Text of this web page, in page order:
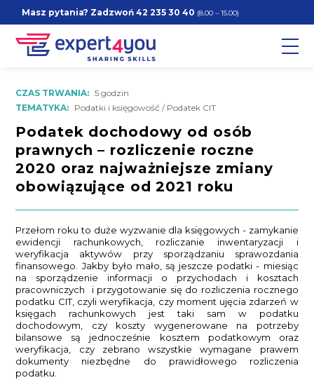
Masz pytania? Zadzwoń42 235 30 40 (8.00 – 15.00)
CZAS TRWANIA: 5 godzin
TEMATYKA: Podatki i księgowość / Podatek CIT
Podatek dochodowy od osób
prawnych – rozliczenie roczne
2020 oraz najważniejsze zmiany
obowiązujące od 2021 roku
Przełom roku to duże wyzwanie dla księgowych - zamykanie
ewidencji rachunkowych, rozliczanie inwentaryzacji i
weryfikacja aktywów przy sporządzaniu sprawozdania
finansowego. Jakby było mało, są jeszcze podatki - miesiąc
na sporządzenie informacji o przychodach i kosztach
pracowniczych i przygotowanie się do rozliczenia rocznego
podatku CIT, czyli weryfikacja, czy moment ujęcia zdarzeń w
księgach rachunkowych jest taki sam w podatku
dochodowym, czy koszty wygenerowane na potrzeby
bilansowe są jednocześnie kosztem podatkowym oraz
weryfikacja, czy zebrano wszystkie wymagane prawem
dokumenty niezbędne do prawidłowego rozliczenia
podatku.